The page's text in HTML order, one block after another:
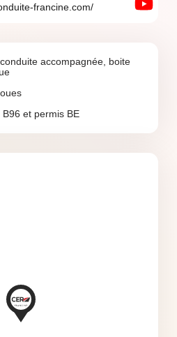
francine.com/
accompagnée, boite
B96 et permis BE